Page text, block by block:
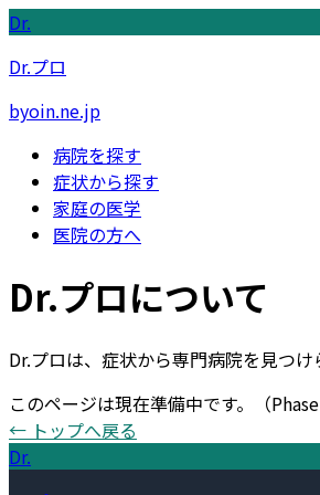
Dr.
Dr.プロ
byoin.ne.jp
病院を探す
症状から探す
家庭の医学
医院の方へ
Dr.プロについて
Dr.プロは、症状から専門病院を見つ
このページは現在準備中です。
（
← トップへ戻る
Dr.